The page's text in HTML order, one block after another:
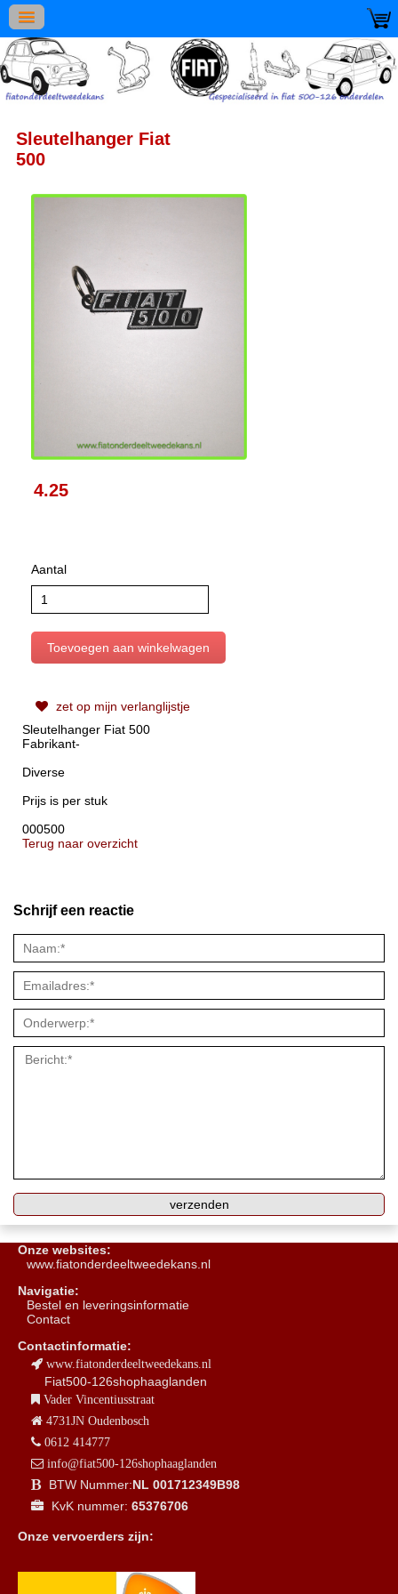
Sleutelhanger Fiat
500
4.25
Aantal
zet op mijn verlanglijstje
Sleutelhanger Fiat 500
Fabrikant-
Diverse
Prijs is per stuk
000500
Terug naar overzicht
Schrijf een reactie
Onze websites:
www.fiatonderdeeltweedekans.nl
Navigatie:
Bestel en leveringsinformatie
Contact
Contactinformatie:
www.fiatonderdeeltweedekans.nl
Fiat500-126shophaaglanden
Vader Vincentiusstraat
4731JN Oudenbosch
0612 414777
info@fiat500-126shophaaglanden
BTW Nummer:NL 001712349B98
KvK nummer: 65376706
Onze vervoerders zijn: